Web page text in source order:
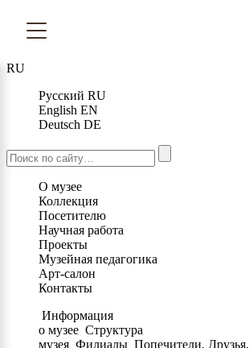
RU
Русский RU
English EN
Deutsch DE
О музее
Коллекция
Посетителю
Научная работа
Проекты
Музейная педагогика
Арт-салон
Контакты
Информация
о музее Структура
музея Филиалы Попечители, Друзья,